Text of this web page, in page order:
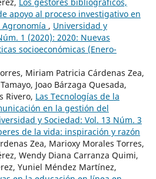
apoyo al proceso investigativo en
, Universidad y
1 (2020): 2020: Nuevas
socioeconómicas (Enero-
Miriam Patricia Cárdenas Zea,
Joao Bárzaga Quesada,
Rivero, Las Tecnologías de la
en la gestión del
y Sociedad: Vol. 13 Núm. 3
de la vida: inspiración y razón
Zea, Marioxy Morales Torres,
Wendy Diana Carranza Quimi,
Yuniel Méndez Martínez,